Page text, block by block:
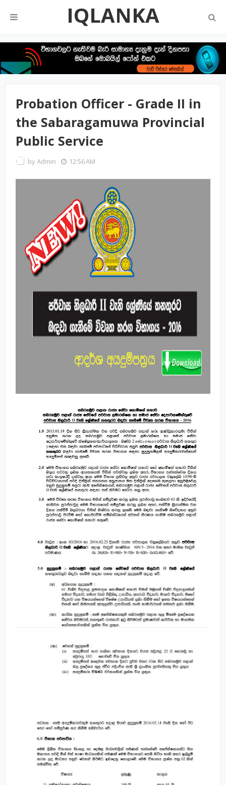
IQLANKA
Probation Officer - Grade II in
the Sabaragamuwa Provincial
Public Service
byAdmin 12:56 AM